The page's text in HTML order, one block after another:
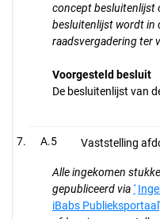
concept besluitenlijst
besluitenlijst wordt in
raadsvergadering ter
Voorgesteld besluit
De besluitenlijst van
A.5 Vaststelling
Alle ingekomen
gepubliceerd via ‘
iBabs Publieksportaal '